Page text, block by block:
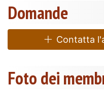
Domande
Contatta
Foto dei